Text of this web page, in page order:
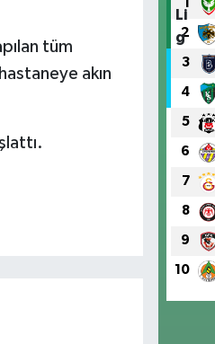
tüm
akın
1
2
3
4
5
6
7
8
9
10